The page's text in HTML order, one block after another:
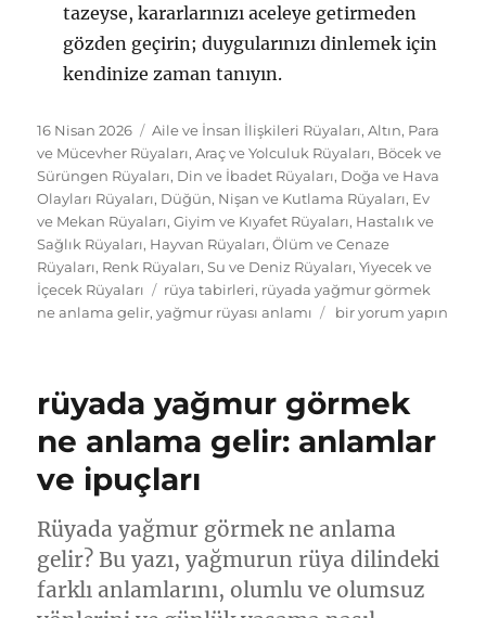
tazeyse, kararlarınızı aceleye getirmeden
gözden geçirin; duygularınızı dinlemek için
kendinize zaman tanıyın.
Yayın
tarihi
16 Nisan 2026 Kategoriler
Aile ve İnsan İlişkileri Rüyaları,Altın, Para
ve Mücevher Rüyaları,Araç ve Yolculuk Rüyaları, Böcek ve
Sürüngen Rüyaları, Din ve İbadet Rüyaları, Doğa ve Hava
Olayları Rüyaları, Düğün, Nişan ve Kutlama Rüyaları, Ev
ve Mekan Rüyaları,Giyim ve Kıyafet Rüyaları, Hastalık ve
Sağlık Rüyaları, Hayvan Rüyaları,Ölüm ve Cenaze
Rüyaları, Renk Rüyaları,Su ve Deniz Rüyaları,Yiyecek ve
İçecek Rüyaları
Etiketler
rüya tabirleri, rüyada yağmur görmek
ne anlama gelir,yağmur rüyası anlamı
Rüyada
Anlama
Gelir:
Rüya
bir yorum yapın
rüyada yağmur görmek
ne anlama gelir: anlamlar
ve ipuçları
Rüyada yağmur görmek ne anlama
gelir? Bu yazı, yağmurun rüya dilindeki
farklı anlamlarını, olumlu ve olumsuz